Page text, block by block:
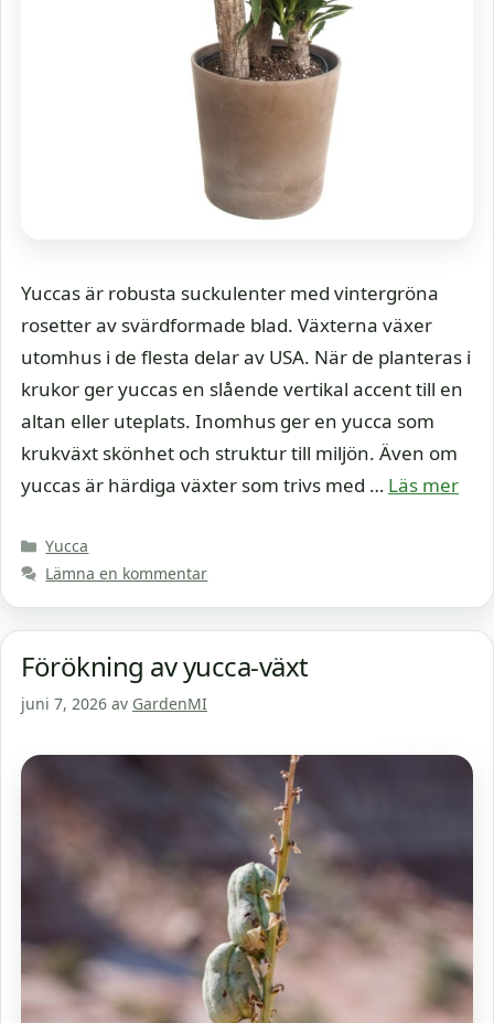
Yuccas är robusta suckulenter med vintergröna
rosetter av svärdformade blad. Växterna växer
utomhus i de flesta delar av USA. När de planteras i
krukor ger yuccas en slående vertikal accent till en
altan eller uteplats. Inomhus ger en yucca som
krukväxt skönhet och struktur till miljön. Även om
yuccas är härdiga växter som trivs med … Läs mer
Kategorier
Yucca
Lämna en kommentar
Förökning av yucca-växt
juni 7, 2026 av GardenMI